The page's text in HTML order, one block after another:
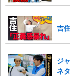
吉
ジ
ネ